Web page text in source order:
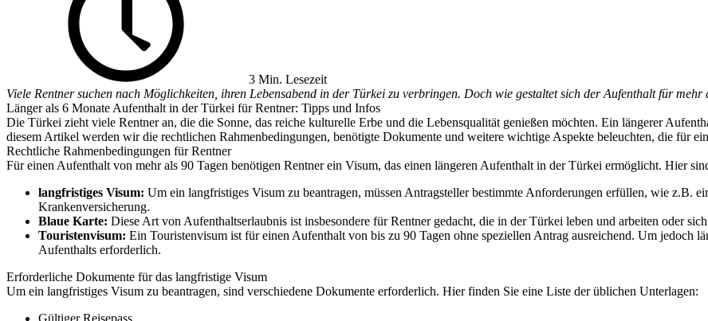
3 Min. Lesezeit
Viele Rentner suchen nach Möglichkeiten, ihren Lebensabend in der Türkei zu verbringen. Doch wie gestaltet sich der Aufenthalt für
Länger als 6 Monate Aufenthalt in der Türkei für Rentner: Tipps und Infos
Die Türkei zieht viele Rentner an, die die Sonne, das reiche kulturelle Erbe und die Lebensqualität genießen möchten. Ein längerer
diesem Artikel werden wir die rechtlichen Rahmenbedingungen, benötigte Dokumente und weitere wichtige Aspekte beleuchten, die für
Rechtliche Rahmenbedingungen für Rentner
Für einen Aufenthalt von mehr als 90 Tagen benötigen Rentner ein Visum, das einen längeren Aufenthalt in der Türkei ermöglicht. Hier
langfristiges Visum: Um ein langfristiges Visum zu beantragen, müssen Antragsteller bestimmte Anforderungen erfüllen, wie z.B.
Krankenversicherung.
Blaue Karte: Diese Art von Aufenthaltserlaubnis ist insbesondere für Rentner gedacht, die in der Türkei leben und arbeiten oder
Touristenvisum: Ein Touristenvisum ist für einen Aufenthalt von bis zu 90 Tagen ohne speziellen Antrag ausreichend. Um jedoch
Aufenthalts erforderlich.
Erforderliche Dokumente für das langfristige Visum
Um ein langfristiges Visum zu beantragen, sind verschiedene Dokumente erforderlich. Hier finden Sie eine Liste der üblichen Unterlagen:
Gültiger Reisepass